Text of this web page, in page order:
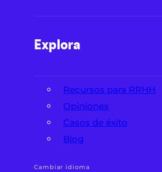
Explora
Recursos para RRHH
Opiniones
Casos de éxito
Blog
Cambiar idioma